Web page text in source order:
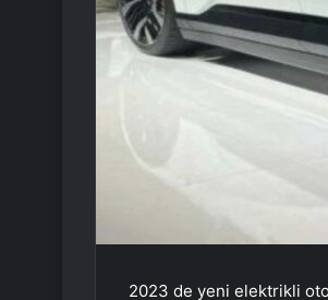
2023 de yeni elektrikli